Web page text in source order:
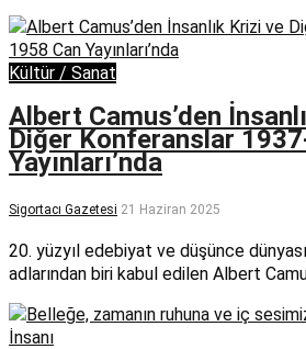
Kültür / Sanat
Albert Camus’den
Diğer Konferanslar
Yayınları’nda
Sigortacı Gazetesi 21 Haziran 2025
20. yüzyıl edebiyat ve düşünce
adlarından biri kabul edilen Albert